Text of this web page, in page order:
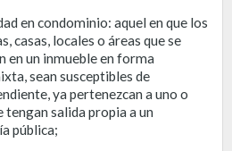
en condominio: aquel en que los
casas, locales o áreas que se
en un inmueble en forma
sean susceptibles de
ya pertenezcan a uno o
salida propia a un
pública;